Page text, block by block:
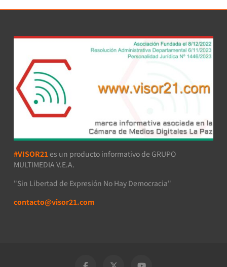
#VISOR21 es un producto informativo de GRUPO
MULTIMEDIA V.E.A.
"Sin Libertad de Expresión No Hay Democracia"
contacto@visor21.com